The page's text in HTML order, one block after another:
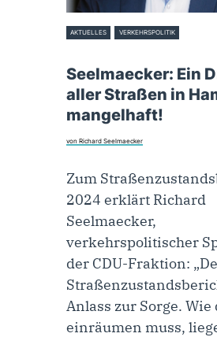
AKTUELLES VERKEHRSPOLITIK
Seelmaecker: Ein
aller Straßen in
mangelhaft!
von Richard Seelmaecker
Zum
2024 erklärt Richard
Seelmaecker,
verkehrspolitischer
der CDU-Fraktion:
Anlass zur Sorge. Wie
einräumen muss,